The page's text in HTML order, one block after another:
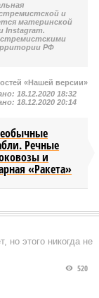
и
материнской
Instagram.
РФ
«Нашей версии»
18.12.2020 18:32
18.12.2020 20:14
Речные
и
«Ракета»
но этого никогда не
520